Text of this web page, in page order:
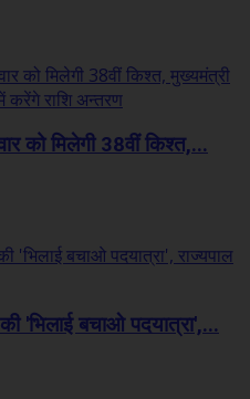
को मिलेगी 38वीं किश्त,...
'भिलाई बचाओ पदयात्रा',...